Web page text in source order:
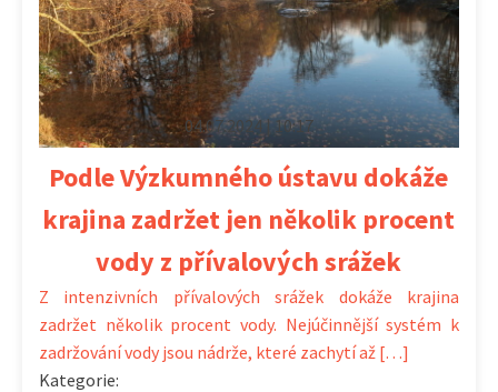
04.07.2024 | 10:17
Podle Výzkumného ústavu dokáže
krajina zadržet jen několik procent
vody z přívalových srážek
Z intenzivních přívalových srážek dokáže krajina
zadržet několik procent vody. Nejúčinnější systém k
zadržování vody jsou nádrže, které zachytí až […]
Kategorie: